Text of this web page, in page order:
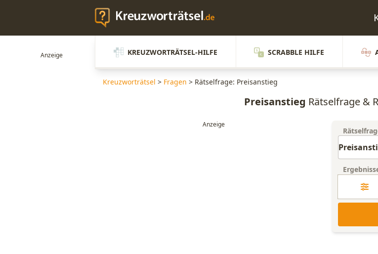
KREUZWORTRÄTSEL-HILFE SCRABBLE HILFE
Kreuzworträtsel > Fragen > Rätselfrage: Preisanstieg
Preisanstieg Rätselfrage &